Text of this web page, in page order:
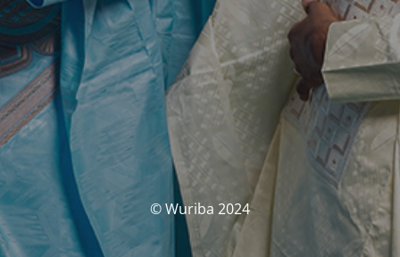
© Wuriba 2024